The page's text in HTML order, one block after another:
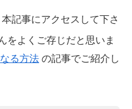
記事にアクセスして下さ
をよくご存じだと思いま
る方法 の記事でご紹介し